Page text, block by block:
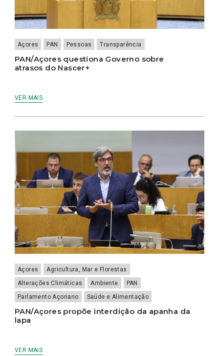
Açores PAN Pessoas Transparência
PAN/Açores questiona Governo sobre
atrasos do Nascer+
VER MAIS
Açores
Agricultura, Mar e Florestas
Alterações Climáticas
Ambiente
PAN
Parlamento Açoriano
Saúde e Alimentação
PAN/Açores propõe interdição da apanha da
lapa
VER MAIS